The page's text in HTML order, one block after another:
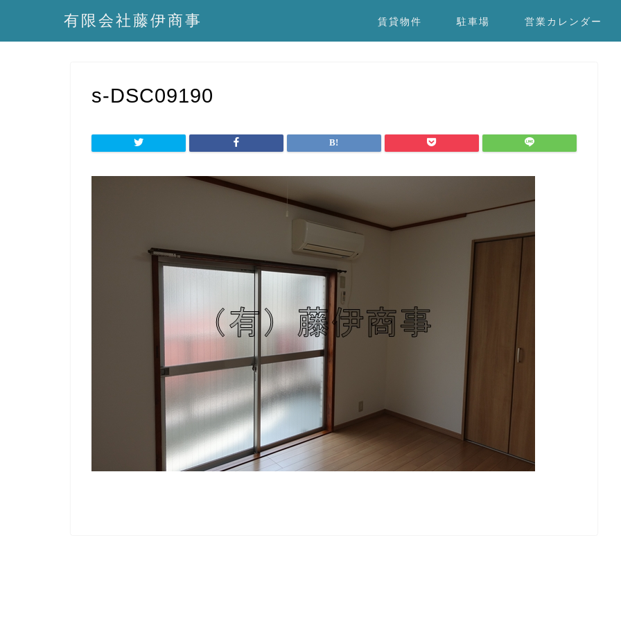
有限会社藤伊商事 賃貸物件 駐車場 営業カレンダー
s-DSC09190